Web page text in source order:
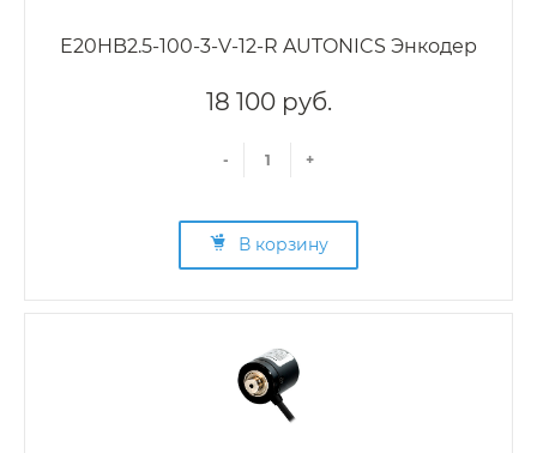
E20HB2.5-100-3-V-12-R AUTONICS Энкодер
18 100 руб.
- +
В корзину